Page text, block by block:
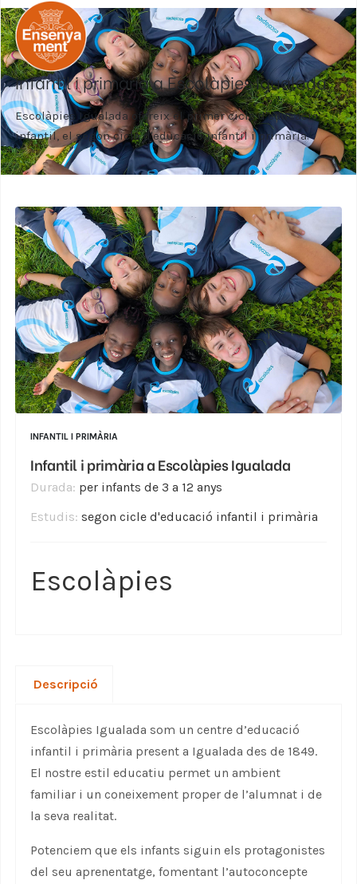
Infantil i primària a Escolàpies Igualada
Escolàpies Igualada ofereix el primer cicle d'educació
infantil, el segon cicle d'educació infantil i primària.
INFANTIL I PRIMÀRIA
Infantil i primària a Escolàpies Igualada
Durada: per infants de 3 a 12 anys
Estudis: segon cicle d'educació infantil i primària
Escolàpies
Descripció
Escolàpies Igualada som un centre d’educació
infantil i primària present a Igualada des de 1849.
El nostre estil educatiu permet un ambient
familiar i un coneixement proper de l’alumnat i de
la seva realitat.
Potenciem que els infants siguin els protagonistes
del seu aprenentatge, fomentant l’autoconcepte